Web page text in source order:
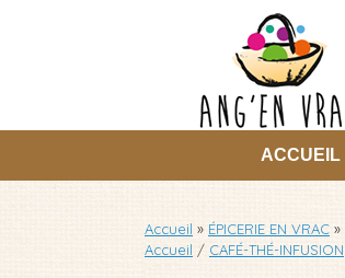
ACCUEIL
Accueil » ÉPICERIE EN VRAC »
Accueil / CAFÉ-THÉ-INFUSION